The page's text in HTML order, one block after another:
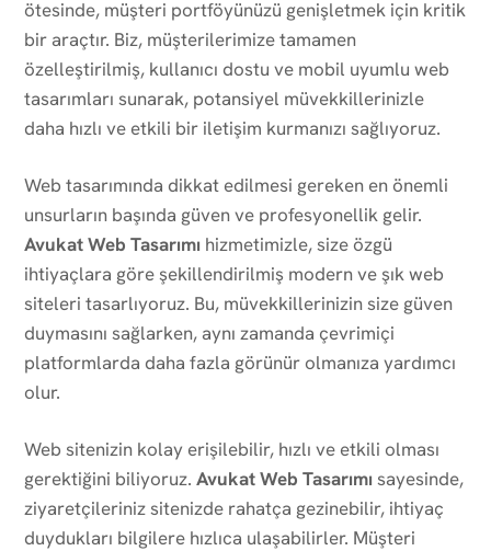
ötesinde, müşteri portföyünüzü genişletmek için kritik
bir araçtır. Biz, müşterilerimize tamamen
özelleştirilmiş, kullanıcı dostu ve mobil uyumlu web
tasarımları sunarak, potansiyel müvekkillerinizle
daha hızlı ve etkili bir iletişim kurmanızı sağlıyoruz.
Web tasarımında dikkat edilmesi gereken en önemli
unsurların başında güven ve profesyonellik gelir.
Avukat Web Tasarımı hizmetimizle, size özgü
ihtiyaçlara göre şekillendirilmiş modern ve şık web
siteleri tasarlıyoruz. Bu, müvekkillerinizin size güven
duymasını sağlarken, aynı zamanda çevrimiçi
platformlarda daha fazla görünür olmanıza yardımcı
olur.
Web sitenizin kolay erişilebilir, hızlı ve etkili olması
gerektiğini biliyoruz. Avukat Web Tasarımı sayesinde,
ziyaretçileriniz sitenizde rahatça gezinebilir, ihtiyaç
duydukları bilgilere hızlıca ulaşabilirler. Müşteri